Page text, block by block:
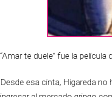
“Amar te duele” fue la
Desde esa cinta, Higareda